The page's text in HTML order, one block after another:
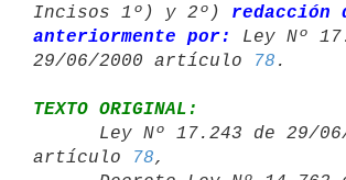
Incisos 1º) y 2º) redacción
anteriormente por:
Ley Nº
29/06/2000 artículo
78
TEXTO ORIGINAL:
artículo
78,